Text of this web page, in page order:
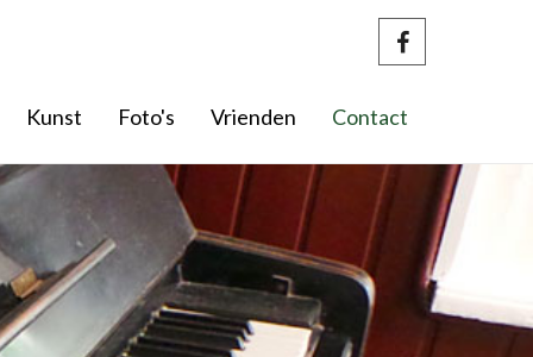
Kunst Foto's Vrienden Contact